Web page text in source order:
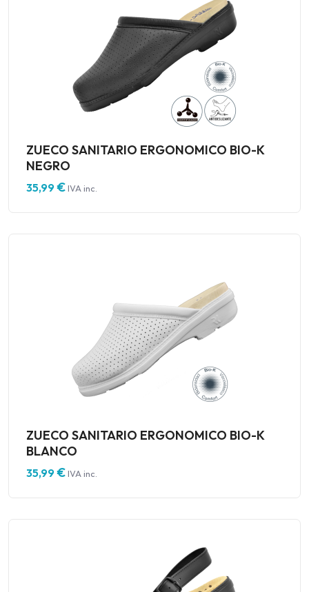
ZUECO SANITARIO ERGONOMICO BIO-K
NEGRO
35,99 €IVA inc.
ZUECO SANITARIO ERGONOMICO BIO-K
BLANCO
35,99 €IVA inc.